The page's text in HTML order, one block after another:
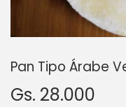
Pan Tipo Árabe
Gs. 28.000